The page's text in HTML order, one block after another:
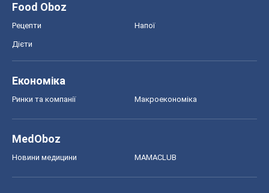
Food Oboz
Рецепти Напої
Дієти
Економіка
Ринки та компанії Макроекономіка
MedOboz
Новини медицини MAMACLUB